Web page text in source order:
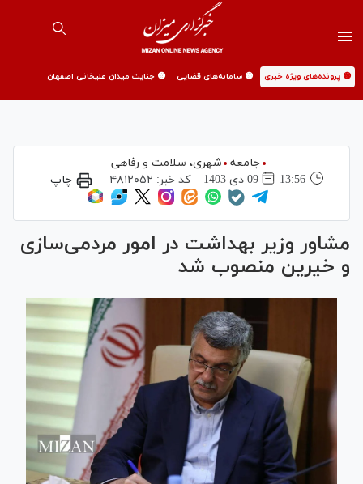
🟡 پرونده‌های ویژه خبری 🟡 سامانه‌های قضایی 🟡 جنایت میدان علیخانی اصفهان
جامعه
شهری،‌ سلامت و رفاهی
13:56
09 دی 1403 کد خبر: ۴۸۱۲۰۵۲ چاپ
مشاور وزیر بهداشت در امور مردمی‌سازی
و خیرین منصوب شد